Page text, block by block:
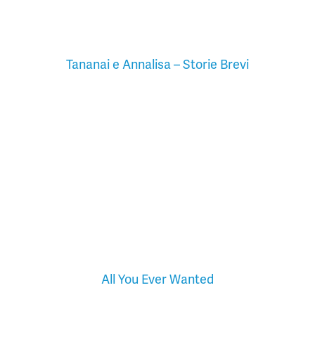
Tananai e Annalisa – Storie Brevi
All You Ever Wanted